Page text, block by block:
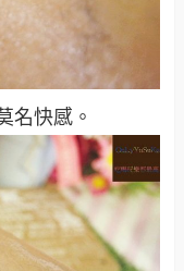
名快感 。